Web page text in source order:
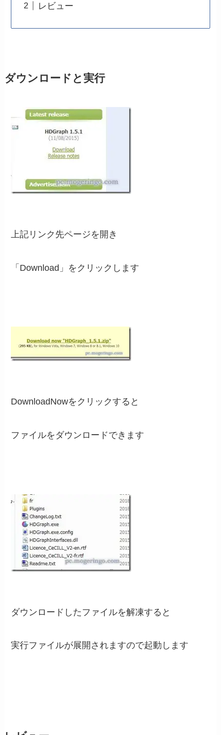
レビュー
ダウンロードと実行
上記リンク先ページを開き
「Download」をクリックします
DownloadNowをクリックすると
ファイルをダウンロードできます
ダウンロードしたファイルを解凍すると
実行ファイルが展開されますので起動します